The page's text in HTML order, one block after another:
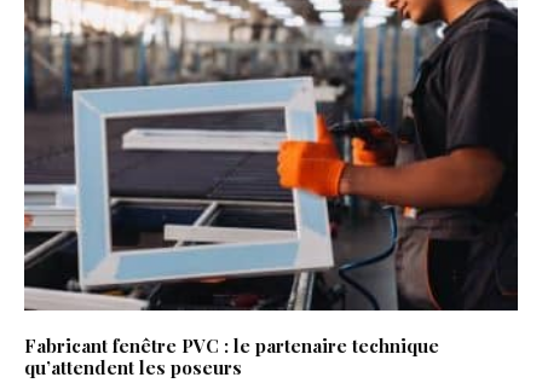
Fabricant fenêtre PVC : le partenaire technique
qu’attendent les poseurs